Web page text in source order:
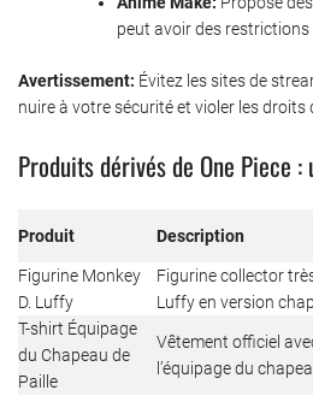
peut avoir des restrictions
Avertissement: Évitez les sites de
nuire à votre sécurité et violer les droits
Produits dérivés de One Piece
Produit Description
Figurine Monkey
D. Luffy
Figurine collector
Luffy en version
T-shirt Équipage
du Chapeau de
Paille
Vêtement officiel
l’équipage du